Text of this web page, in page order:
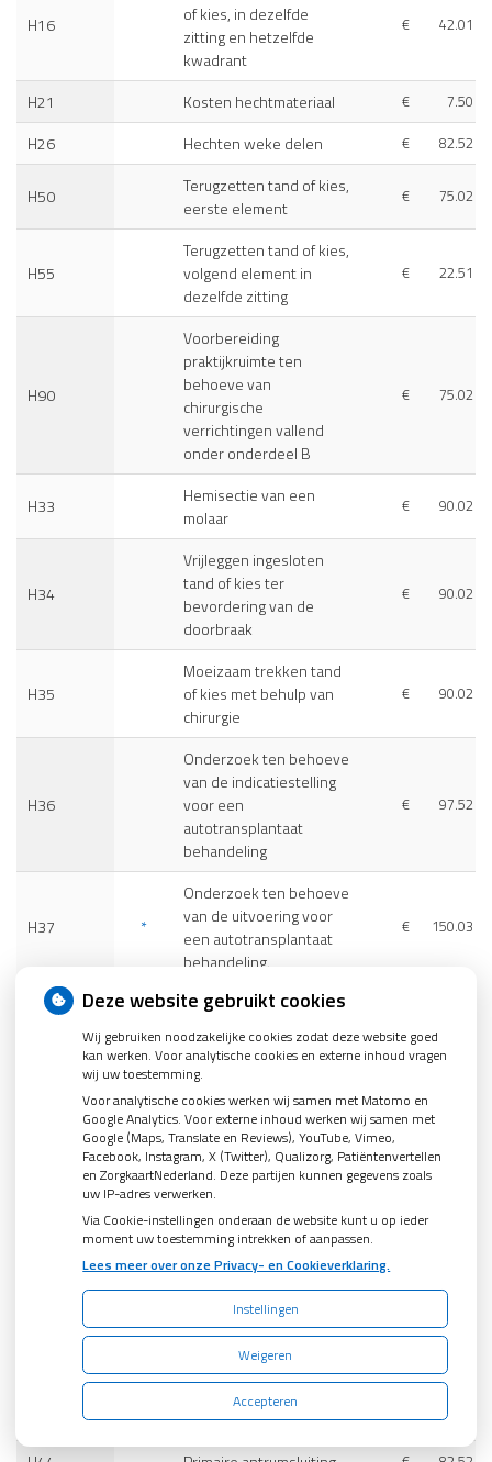
H16
of kies, in dezelfde
zitting en hetzelfde
kwadrant
€ 42.01
H21 Kosten hechtmateriaal € 7.50
H26 Hechten weke delen € 82.52
H50
Terugzetten tand of kies,
eerste element
€ 75.02
H55
Terugzetten tand of kies,
volgend element in
dezelfde zitting
€ 22.51
H90
Voorbereiding
praktijkruimte ten
behoeve van
chirurgische
verrichtingen vallend
onder onderdeel B
€ 75.02
H33
Hemisectie van een
molaar
€ 90.02
H34
Vrijleggen ingesloten
tand of kies ter
bevordering van de
doorbraak
€ 90.02
H35
Moeizaam trekken tand
of kies met behulp van
chirurgie
€ 90.02
H36
Onderzoek ten behoeve
van de indicatiestelling
voor een
autotransplantaat
behandeling
€ 97.52
H37 *
Onderzoek ten behoeve
van de uitvoering voor
een autotransplantaat
behandeling.
€ 150.03
H38 *
Uitvoeren eerste
Uitvoeren volgende
autotransplantaat, in
dezelfde zitting
Corrigeren van de vorm
van de kaak, per kaak
€ 67.52
Verwijderen van het
lipbandje of tongriempje
€
Wortelpuntoperatie, per
tandwortel, zonder
afsluiting
Wortelpuntoperatie, per
tandwortel, met ante of
retrogradeafsluiting
Deze website gebruikt cookies
Wij gebruiken noodzakelijke cookies zodat deze website goed
kan werken. Voor analytische cookies en externe inhoud vragen
wij uw toestemming.
Voor analytische cookies werken wij samen met Matomo en
Google Analytics. Voor externe inhoud werken wij samen met
Google (Maps, Translate en Reviews), YouTube, Vimeo,
Facebook, Instagram, X (Twitter), Qualizorg, Patiëntenvertellen
en ZorgkaartNederland. Deze partijen kunnen gegevens zoals
uw IP-adres verwerken.
Via Cookie-instellingen onderaan de website kunt u op ieder
moment uw toestemming intrekken of aanpassen.
Lees meer over onze Privacy- en Cookieverklaring.
Instellingen
Weigeren
Accepteren